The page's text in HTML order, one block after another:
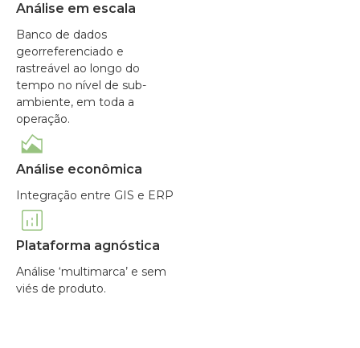
Análise em escala
Banco de dados
georreferenciado e
rastreável ao longo do
tempo no nível de sub-
ambiente, em toda a
operação.
Análise econômica
Integração entre GIS e ERP
Plataforma agnóstica
Análise ‘multimarca’ e sem
viés de produto.